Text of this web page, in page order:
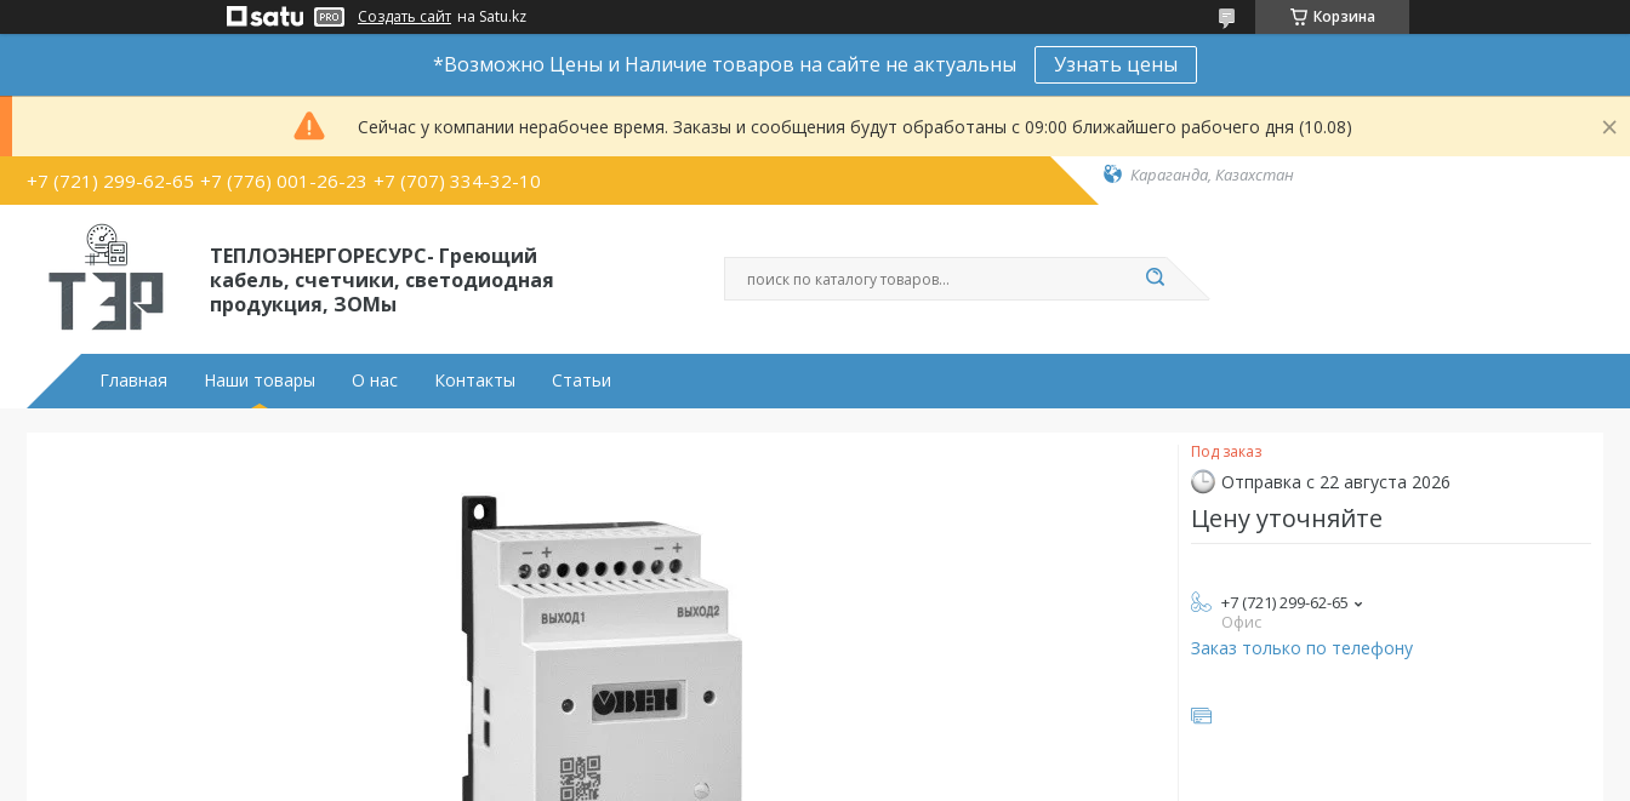
Создать сайт на Satu.kz Корзина
*Возможно Цены и Наличие товаров на сайте не актуальны Узнать цены
Сейчас у компании нерабочее время. Заказы и сообщения будут обработаны с 09:00 ближайшего рабочего дня (10.08)
+7 (721) 299-62-65 +7 (776) 001-26-23 +7 (707) 334-32-10 Караганда, Казахстан
ТЕПЛОЭНЕРГОРЕСУРС- Греющий
кабель, счетчики, светодиодная
продукция, ЗОМы
Главная Наши товары О нас Контакты Статьи
Под заказ
Отправка с 22 августа 2026
Цену уточняйте
+7 (721) 299-62-65
Офис
Заказ только по телефону